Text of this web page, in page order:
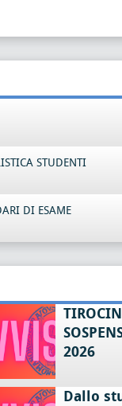
STUDENTI
DI ESAME
2026
Dallo